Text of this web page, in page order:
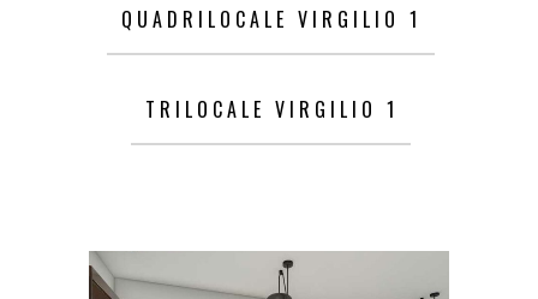
QUADRILOCALE VIRGILIO 1
TRILOCALE VIRGILIO 1